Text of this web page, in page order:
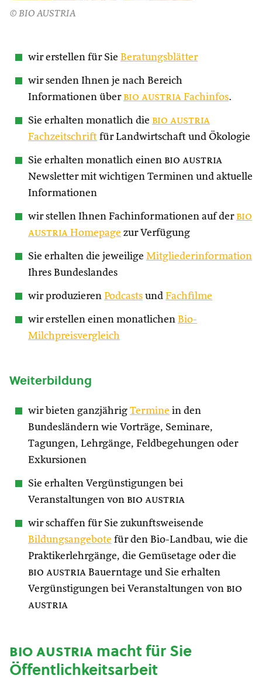
© BIO AUSTRIA
wir erstellen für Sie Beratungsblätter
wir senden Ihnen je nach Bereich
Informationen über bio austria Fachinfos.
Sie erhalten monatlich die bio austria
Fachzeitschrift für Landwirtschaft und Ökologie
Sie erhalten monatlich einen bio austria
Newsletter mit wichtigen Terminen und aktuelle
Informationen
wir stellen Ihnen Fachinformationen auf der bio
austria Homepage zur Verfügung
Sie erhalten die jeweilige Mitgliederinformation
Ihres Bundeslandes
wir produzieren Podcasts und Fachfilme
wir erstellen einen monatlichen Bio-
Milchpreisvergleich
Weiterbildung
wir bieten ganzjährig Termine in den
Bundesländern wie Vorträge, Seminare,
Tagungen, Lehrgänge, Feldbegehungen oder
Exkursionen
Sie erhalten Vergünstigungen bei
Veranstaltungen von bio austria
wir schaffen für Sie zukunftsweisende
Bildungsangebote für den Bio-Landbau, wie die
Praktikerlehrgänge, die Gemüsetage oder die
bio austria Bauerntage und Sie erhalten
Vergünstigungen bei Veranstaltungen von bio
austria
bio austriamacht für Sie
Öffentlichkeitsarbeit